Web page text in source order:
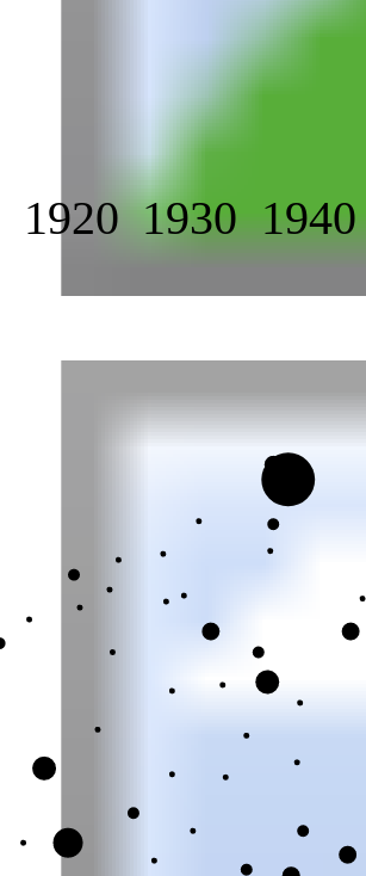
1920 1930 1940